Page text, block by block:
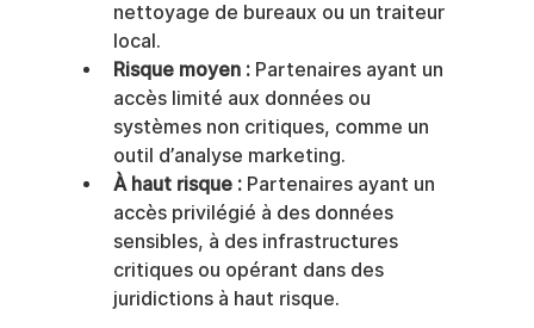
nettoyage de bureaux ou un traiteur
local.
Risque moyen : Partenaires ayant un
accès limité aux données ou
systèmes non critiques, comme un
outil d’analyse marketing.
À haut risque : Partenaires ayant un
accès privilégié à des données
sensibles, à des infrastructures
critiques ou opérant dans des
juridictions à haut risque.